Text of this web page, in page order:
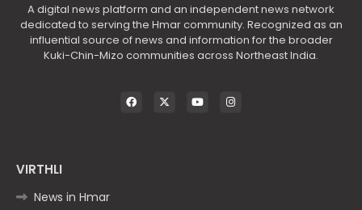
A digital news platform and an independent news network
dedicated to serving the Hmar community. Recognized as an
influential source of news and information for the broader
Kuki-Chin-Mizo communities across Northeast India.
VIRTHLI
News in Hmar